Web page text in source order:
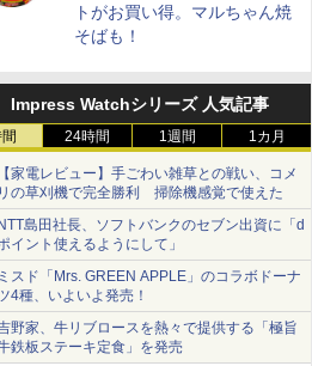
トがお買い得。マルちゃん焼
そばも！
Impress Watchシリーズ 人気記事
24時間 1週間 1カ月
家電レビュー】手ごわい雑草との戦い、コメ
の草刈機で完全勝利 掃除機感覚で使えた
島田社長、ソフトバンクのセブン出資に「d
イント使えるようにして」
スド「Mrs. GREEN APPLE」のコラボドーナ
4種、いよいよ発売！
野家、牛リブロースを熱々で提供する「極旨
鉄板ステーキ定食」を発売